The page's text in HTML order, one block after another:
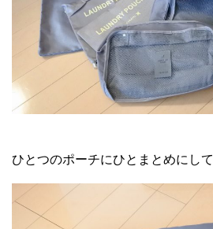
ひとつのポーチにひとまとめにして